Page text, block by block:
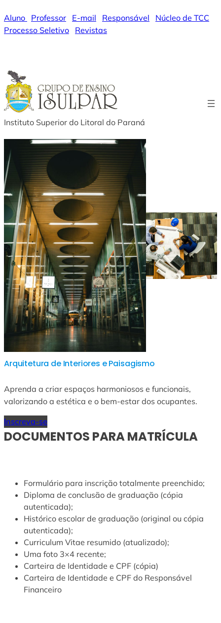
para
o
Aluno Professor E-mail Responsável Núcleo de TCC
Processo Seletivo
Revistas
Instituto Superior do Litoral do Paraná
Arquitetura de Interiores e Paisagismo
Aprenda a criar espaços harmoniosos e funcionais,
valorizando a estética e o bem-estar dos ocupantes.
Inscreva-se
DOCUMENTOS PARA MATRÍCULA
Formulário para inscrição totalmente preenchido;
Diploma de conclusão de graduação (cópia
autenticada);
Histórico escolar de graduação (original ou cópia
autenticada);
Curriculum Vitae resumido (atualizado);
Uma foto 3×4 recente;
Carteira de Identidade e CPF (cópia)
Carteira de Identidade e CPF do Responsável
Financeiro